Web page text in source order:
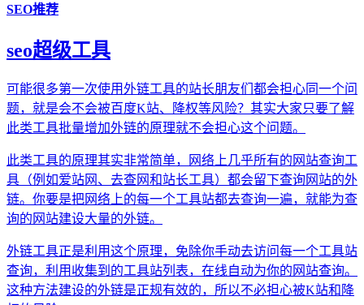
SEO推荐
seo超级工具
可能很多第一次使用外链工具的站长朋友们都会担心同一个问
题，就是会不会被百度K站、降权等风险？其实大家只要了解
此类工具批量增加外链的原理就不会担心这个问题。
此类工具的原理其实非常简单，网络上几乎所有的网站查询工
具（例如爱站网、去查网和站长工具）都会留下查询网站的外
链。你要是把网络上的每一个工具站都去查询一遍，就能为查
询的网站建设大量的外链。
外链工具正是利用这个原理，免除你手动去访问每一个工具站
查询，利用收集到的工具站列表，在线自动为你的网站查询。
这种方法建设的外链是正规有效的，所以不必担心被K站和降